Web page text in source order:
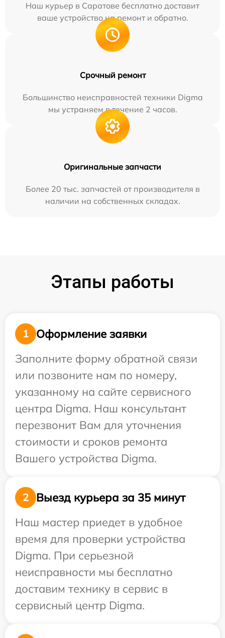
Наш курьер в Саратове бесплатно доставит
ваше устройство на ремонт и обратно.
Срочный ремонт
Большинство неисправностей техники Digma
мы устраняем в течение 2 часов.
Оригинальные запчасти
Более 20 тыс. запчастей от производителя в
наличии на собственных складах.
Этапы работы
1
Оформление заявки
Заполните форму обратной связи
или позвоните нам по номеру,
указанному на сайте сервисного
центра Digma. Наш консультант
перезвонит Вам для уточнения
стоимости и сроков ремонта
Вашего устройства Digma.
2
Выезд курьера за 35 минут
Наш мастер приедет в удобное
время для проверки устройства
Digma. При серьезной
неисправности мы бесплатно
доставим технику в сервис в
сервисный центр Digma.